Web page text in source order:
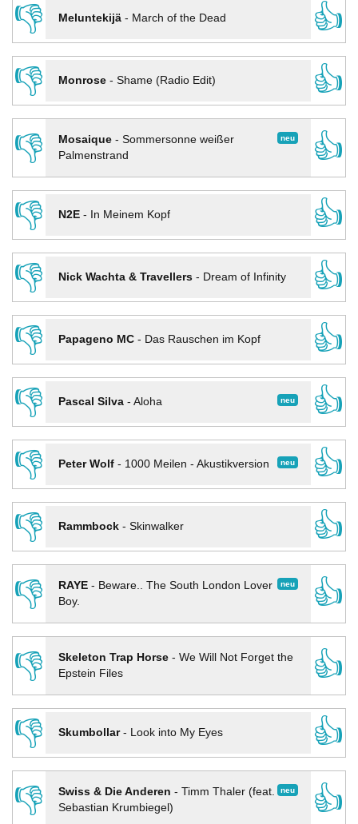
👎
Meluntekijä- March of the Dead
👍
👎
Monrose- Shame (Radio Edit)
👍
👎
neu
Mosaique- Sommersonne weißer
Palmenstrand
👍
👎
N2E- In Meinem Kopf
👍
👎
Nick Wachta & Travellers- Dream of Infinity
👍
👎
Papageno MC- Das Rauschen im Kopf
👍
👎
neu
Pascal Silva- Aloha
👍
👎
neu
Peter Wolf- 1000 Meilen - Akustikversion
👍
👎
Rammbock- Skinwalker
👍
👎
neu
RAYE- Beware.. The South London Lover
Boy.
👍
👎 Skeleton Trap Horse- We Will Not Forget the
Epstein Files
👍
👎
Skumbollar- Look into My Eyes
👍
👎
neu
Swiss & Die Anderen - Timm Thaler (feat.
Sebastian Krumbiegel)
👍